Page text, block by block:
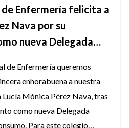
Enfermería felicita a
Nava por su
nueva Delegada
de Enfermería queremos
enhorabuena a nuestra
Mónica Pérez Nava, tras
como nueva Delegada
Para este colegio